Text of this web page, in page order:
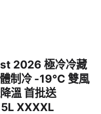
2026 極冷冷藏
制冷 -19°C 雙風
溫 首批送
XXXXL